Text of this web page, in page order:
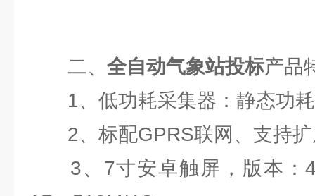
二、 全自动气象站投标产品
1、低功耗采集器：静态功耗
2、标配GPRS联网、支持扩
3、7寸安卓触屏，版本：